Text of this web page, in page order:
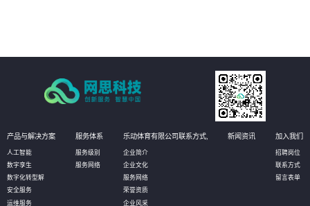
产品与解决方案
人工智能
数字孪生
数字化转型解
安全服务
运维服务
服务体系
服务级别
服务网络
乐动体育有限公司联系方式,
企业简介
企业文化
服务网络
荣誉资质
企业风采
新闻资讯 加入我们
招聘岗位
联系方式
留言表单